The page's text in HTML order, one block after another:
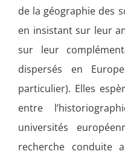
de la géographie des
en insistant sur leur
sur leur
dispersés en
particulier). Elles
entre
universités
recherche conduite